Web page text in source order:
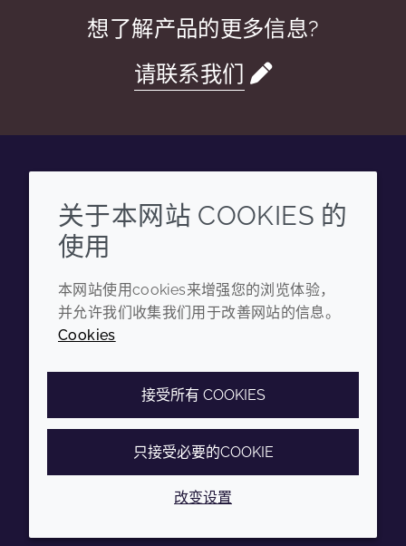
想了解产品的更多信息?
请联系我们
WechatYouku Zhihu Tiktok
企业
年度报告
可持续发展报告
条款和条件
隐私政策
Cookie政策
沪ICP备2020025271号-12
关于本网站 COOKIES 的
使用
本网站使用cookies来增强您的浏览体验，
并允许我们收集我们用于改善网站的信息。
Cookies
接受所有 COOKIES
只接受必要的COOKIE
改变设置